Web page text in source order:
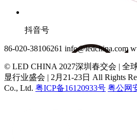
抖音号
86-020-38106261 info@ledchina.com
© LED CHINA 2027深圳春交会 | 全
显行业盛会 | 2月21-23日 All Rights
Co., Ltd. 粤ICP备16120933号 粤公网